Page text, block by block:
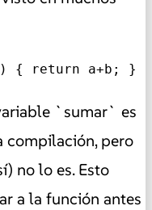
{ return a+b; }
`sumar` es
compilación, pero
no lo es. Esto
a la función antes